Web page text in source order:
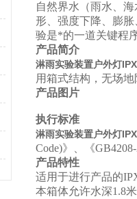
自然界水（雨水、
形、强度下降、膨
验是*的一道关键程
产品简介
淋雨实验装置户外灯
用箱式结构，无场
产品图片
执行标准
淋雨实验装置户外灯
Code)》、《
产品特性
适用于进行产品的
本箱体允许水深1.8